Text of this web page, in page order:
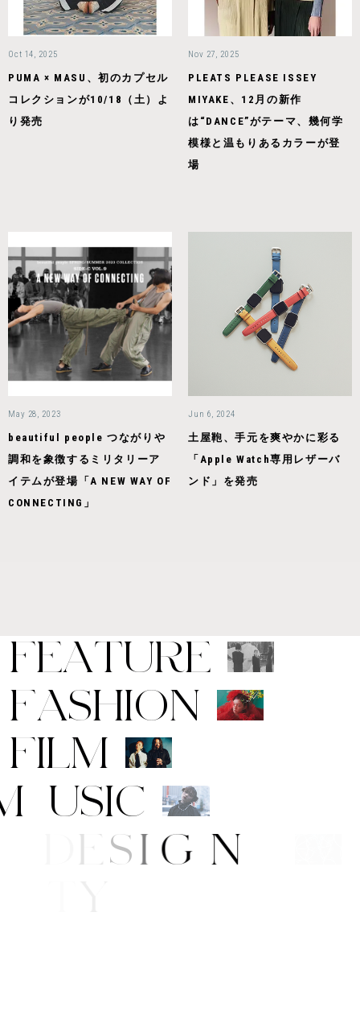
Oct 14, 2025
PUMA × MASU、初のカプセル
コレクションが10/18（土）よ
り発売
Nov 27, 2025
PLEATS PLEASE ISSEY
MIYAKE、12月の新作
は“DANCE”がテーマ、幾何学
模様と温もりあるカラーが登
場
May 28, 2023
beautiful people つながりや
調和を象徴するミリタリーア
イテムが登場「A NEW WAY OF
CONNECTING」
Jun 6, 2024
土屋鞄、手元を爽やかに彩る
「Apple Watch専用レザーバ
ンド」を発売
FEATURE
FASHION
FILM
M USIC
T/D ES IG